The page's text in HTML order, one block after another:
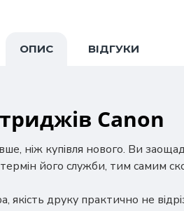
ОПИС ВІДГУКИ
Canon
ніж купівля нового. Ви
його служби, тим самим
якість друку практично не